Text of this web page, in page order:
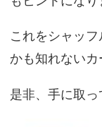
これをシャッ
かも知れないカ
是非、手に取っ